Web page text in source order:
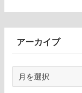
アーカイブ